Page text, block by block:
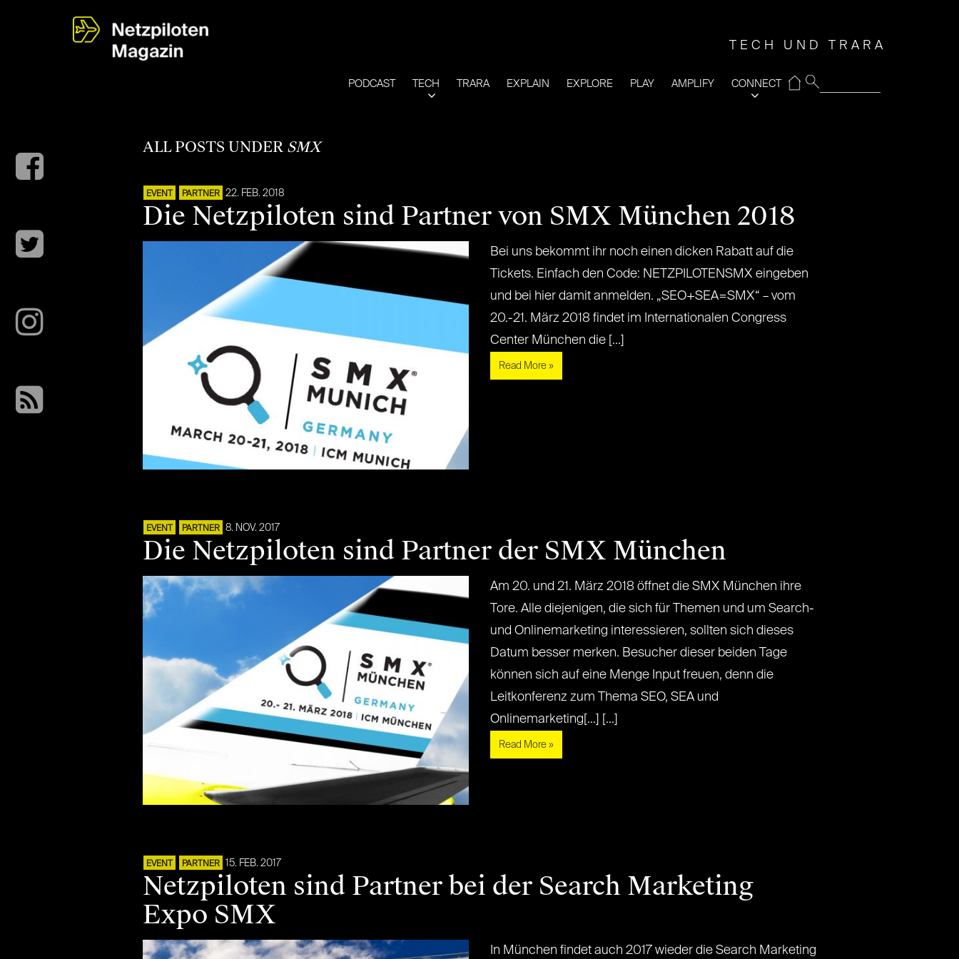
TECH UND TRARA
PODCAST TECH TRARA EXPLAIN EXPLORE PLAY AMPLIFY CONNECT
⌂
ALL POSTS UNDER SMX
EVENT PARTNER 22. FEB. 2018
Die Netzpiloten sind Partner von SMX München 2018
Bei uns bekommt ihr noch einen dicken Rabatt auf die
Tickets. Einfach den Code: NETZPILOTENSMX eingeben
und bei hier damit anmelden. „SEO+SEA=SMX“ – vom
20.-21. März 2018 findet im Internationalen Congress
Center München die [...]
Read More »
EVENT PARTNER 8. NOV. 2017
Die Netzpiloten sind Partner der SMX München
Am 20. und 21. März 2018 öffnet die SMX München ihre
Tore. Alle diejenigen, die sich für Themen und um Search-
und Onlinemarketing interessieren, sollten sich dieses
Datum besser merken. Besucher dieser beiden Tage
können sich auf eine Menge Input freuen, denn die
Leitkonferenz zum Thema SEO, SEA und
Onlinemarketing[...] [...]
Read More »
EVENT PARTNER 15. FEB. 2017
Netzpiloten sind Partner bei der Search Marketing
Expo SMX
In München findet auch 2017 wieder die Search Marketing